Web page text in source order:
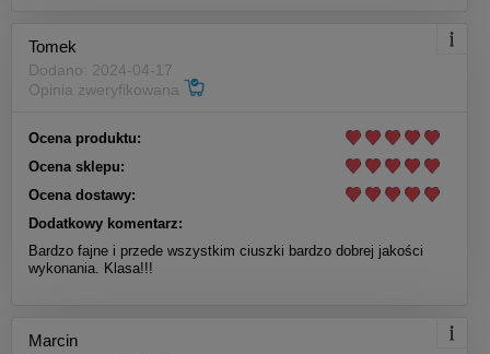
Spodenki Bokserskie HUSARIA
CZARNE
Do koszyka
Tomek
Dodano: 2024-04-17
Opinia zweryfikowana
Ocena produktu:
Ocena sklepu:
Ocena dostawy:
Dodatkowy komentarz:
Bardzo fajne i przede wszystkim ciuszki bardzo dobrej jakości
wykonania. Klasa!!!
Marcin